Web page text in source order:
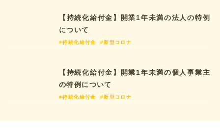
【持続化給付金】開業1年未満の法人の特例
について
#持続化給付金 #新型コロナ
【持続化給付金】開業1年未満の個人事業主
の特例について
#持続化給付金 #新型コロナ